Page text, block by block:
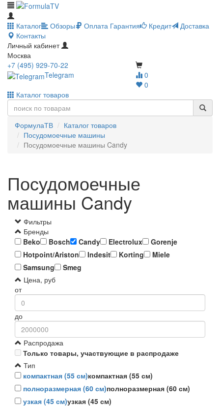
Каталог Обзоры Оплата Гарантия Кредит
Доставка
Контакты
Личный кабинет
Москва
0
0
+7 (495) 929-70-22
Telegram
Каталог товаров
ФормулаТВ
Каталог товаров
Посудомоечные машины
Посудомоечные машины Candy
Посудомоечные
машины Candy
Фильтры
Бренды
Beko
Bosch Candy Electrolux
Gorenje
Hotpoint/Ariston
Indesit Korting
Miele
Samsung
Smeg
Цена, руб
от
до
Распродажа
Только товары, участвующие в распродаже
Тип
компактная (55 см)компактная (55 см)
полноразмерная (60 см)полноразмерная (60 см)
узкая (45 см)узкая (45 см)